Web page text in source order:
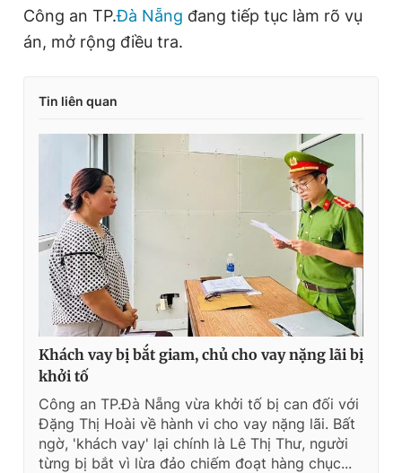
Công an TP.Đà Nẵng đang tiếp tục làm rõ vụ
án, mở rộng điều tra.
Tin liên quan
Khách vay bị bắt giam, chủ cho vay nặng lãi bị
khởi tố
Công an TP.Đà Nẵng vừa khởi tố bị can đối với
Đặng Thị Hoài về hành vi cho vay nặng lãi. Bất
ngờ, 'khách vay' lại chính là Lê Thị Thư, người
từng bị bắt vì lừa đảo chiếm đoạt hàng chục...